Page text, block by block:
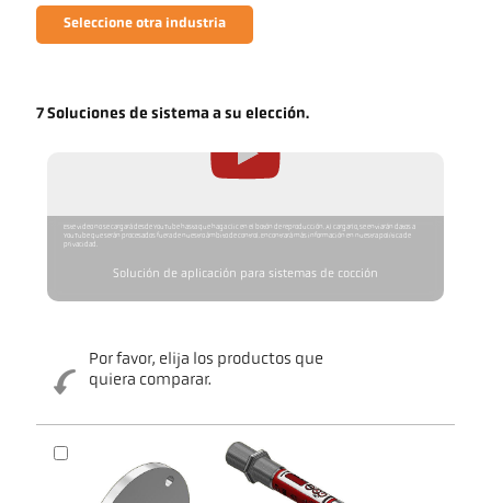
Seleccione otra industria
7 Soluciones de sistema a su elección.
Este video no se cargará desde YouTube hasta que haga clic en el botón de reproducción. Al cargarlo, se enviarán datos a
YouTube que serán procesados fuera de nuestro ámbito de control. Encontrará más información en nuestra política de
privacidad.
Solución de aplicación para sistemas de cocción
Por favor, elija los productos que
quiera comparar.